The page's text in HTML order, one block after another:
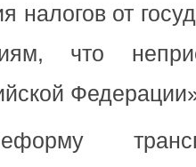
налогов от
что